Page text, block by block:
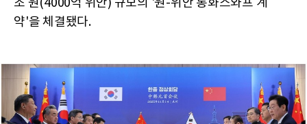
조 원(4000억 위안) 규모의 '원-위안 통화스와프 계
약'을 체결됐다.